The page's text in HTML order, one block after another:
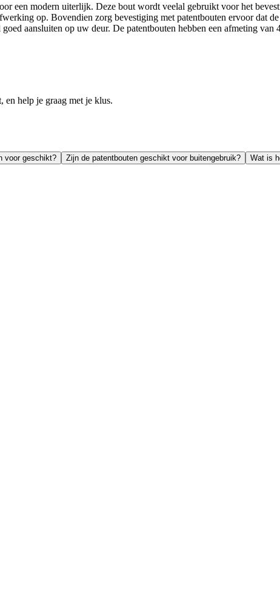
een modern uiterlijk. Deze bout wordt veelal gebruikt voor het
op. Bovendien zorg bevestiging met patentbouten ervoor dat
aansluiten op uw deur. De patentbouten hebben een afmeting
help je graag met je klus.
voor geschikt? Zijn de patentbouten geschikt voor buitengebruik?
Wat is